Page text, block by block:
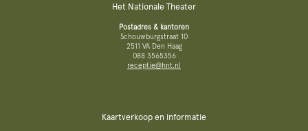
Het Nationale Theater
Postadres & kantoren
Schouwburgstraat 10
2511 VA Den Haag
088 3565356
receptie@hnt.nl
Kaartverkoop en informatie